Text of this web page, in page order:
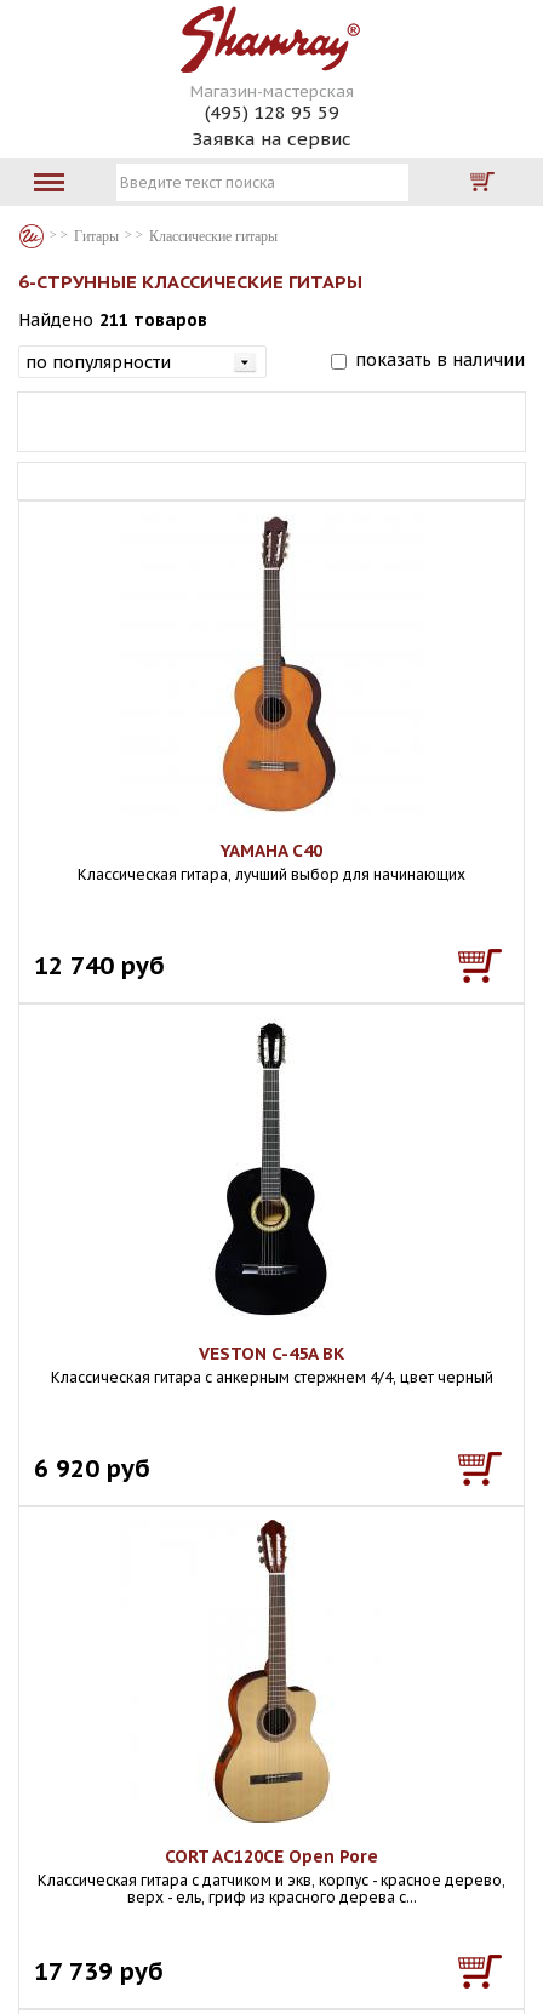
Магазин-мастерская
(495) 128 95 59
Заявка на сервис
Гитары Классические гитары
6-СТРУННЫЕ КЛАССИЧЕСКИЕ ГИТАРЫ
Найдено 211 товаров
показать в наличии
YAMAHA C40
Классическая гитара, лучший выбор для начинающих
12 740 руб
VESTON C-45A BK
Классическая гитара с анкерным стержнем 4/4, цвет черный
6 920 руб
CORT AC120CE Open Pore
Классическая гитара с датчиком и экв, корпус - красное дерево,
верх - ель, гриф из красного дерева с...
17 739 руб